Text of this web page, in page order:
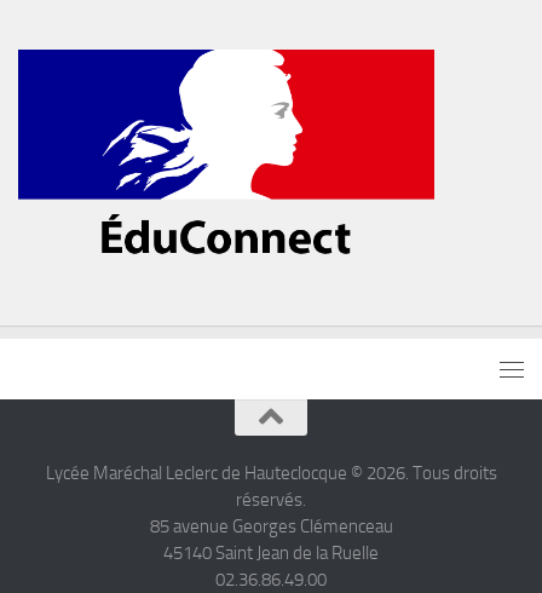
Lycée Maréchal Leclerc de Hauteclocque © 2026. Tous droits
réservés.
85 avenue Georges Clémenceau
45140 Saint Jean de la Ruelle
02.36.86.49.00